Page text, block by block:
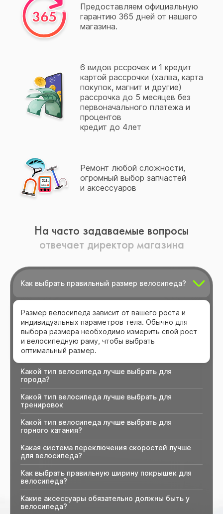
Предоставляем официальную
гарантию 365 дней от нашего
магазина.
6 видов рссрочек и 1 кредит
картой рассрочки (халва, карта
покупок, магнит и другие)
рассрочка до 5 месяцев без
первоначального платежа и
процентов
кредит до 4лет
Ремонт любой сложности,
огромный выбор запчастей
и аксессуаров
На часто задаваемые вопросы
отвечает директор магазина
Как выбрать правильный размер велосипеда?
Размер велосипеда зависит от вашего роста и
индивидуальных параметров тела. Обычно для
выбора размера необходимо измерить свой рост
и велосипедную раму, чтобы выбрать
оптимальный размер.
Какой тип велосипеда лучше выбрать для
города?
Какой тип велосипеда лучше выбрать для
тренировок
Какой тип велосипеда лучше выбрать для
горного катания?
Какая система переключения скоростей лучше
для велосипеда?
Как выбрать правильную ширину покрышек для
велосипеда?
Какие аксессуары обязательно должны быть у
велосипеда?